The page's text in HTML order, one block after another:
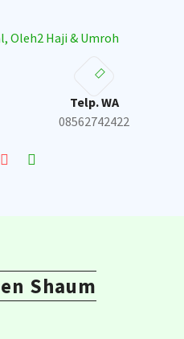
Telp. WA
08562742422
Shaum